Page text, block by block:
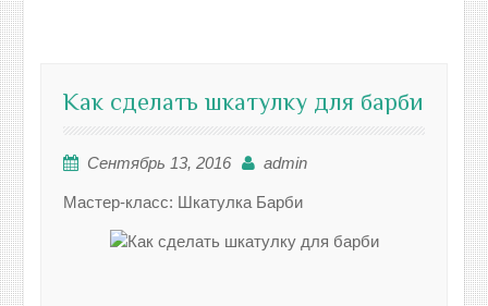
Как сделать шкатулку для барби
Сентябрь 13, 2016 admin
Мастер-класс: Шкатулка Барби